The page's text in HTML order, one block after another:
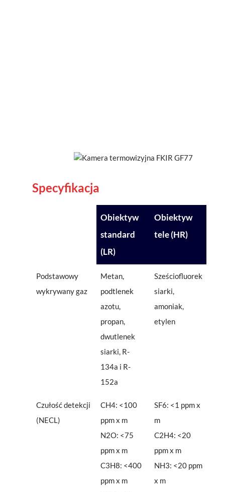
Specyfikacja
Obiektyw
standard
(LR)
Obiektyw
tele (HR)
Podstawowy
wykrywany gaz
Metan,
podtlenek
azotu,
propan,
dwutlenek
siarki, R-
134a i R-
152a
Sześciofluorek
siarki,
amoniak,
etylen
Czułość detekcji
(NECL)
CH4: <100
ppm x m
N2O: <75
ppm x m
C3H8: <400
ppm x m
SF6: <1 ppm x
m
C2H4: <20
ppm x m
NH3: <20 ppm
x m